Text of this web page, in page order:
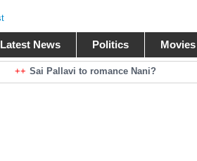
Latest News Politics Movies
Sai Pallavi to romance Nani?
Kiara Advani to romance Pawan